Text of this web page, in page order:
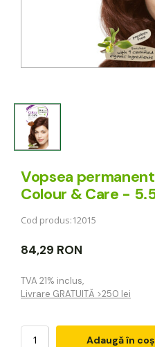
Vopsea
Colour & Care -
Cod produs:12015
84,29 RON
TVA 21% inclus,
Livrare GRATUITĂ >250 lei
Adaugă în coș